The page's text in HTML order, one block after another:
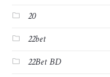
20
22bet
22Bet BD